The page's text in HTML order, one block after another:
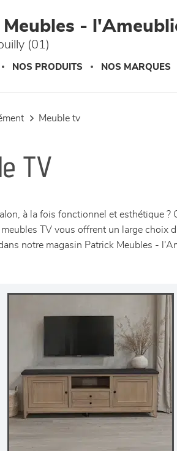
Meubles -
(01)
NOS PRODUITS NOS MARQUES
meuble tv
TV
à la fois fonctionnel et esthétique
TV vous offrent un large
notre magasin Patrick Meubles -